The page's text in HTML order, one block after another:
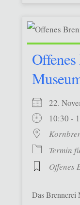
22.
10:30 -
Termin
Offenes
Das Brennerei